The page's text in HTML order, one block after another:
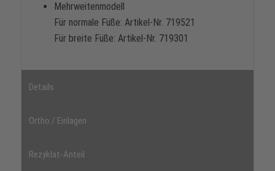
Mehrweitenmodell
Für normale Füße: Artikel-Nr. 719521
Für breite Füße: Artikel-Nr. 719301
Details
Ortho / Einlagen
Rezyklat-Anteil